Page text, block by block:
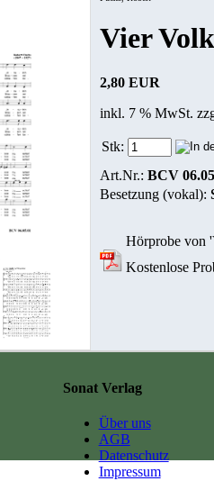
Vier
2,80 EUR
inkl. 7 % MwSt.
Stk:
Art.Nr.: BCV
Besetzung (vokal):
Hörprobe von
Kostenlose
Sonat Verlag
Über uns
AGB
Datenschutz
Impressum